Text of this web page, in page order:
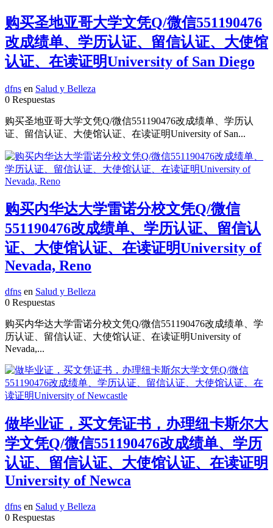
购买圣地亚哥大学文凭Q/微信551190476
改成绩单、学历认证、留信认证、大使馆
认证、在读证明University of San Diego
dfns en Salud y Belleza
0 Respuestas
购买圣地亚哥大学文凭Q/微信551190476改成绩单、学历认
证、留信认证、大使馆认证、在读证明University of San...
购买内华达大学雷诺分校文凭Q/微信
551190476改成绩单、学历认证、留信认
证、大使馆认证、在读证明University of
Nevada, Reno
dfns en Salud y Belleza
0 Respuestas
购买内华达大学雷诺分校文凭Q/微信551190476改成绩单、学
历认证、留信认证、大使馆认证、在读证明University of
Nevada,...
做毕业证，买文凭证书，办理纽卡斯尔大
学文凭Q/微信551190476改成绩单、学历
认证、留信认证、大使馆认证、在读证明
University of Newca
dfns en Salud y Belleza
0 Respuestas